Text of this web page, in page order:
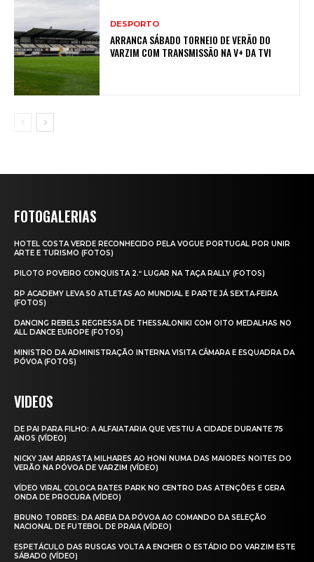
DESPORTO
ARRANCA SÁBADO TORNEIO DE VERÃO DO
VARZIM COM TRANSMISSÃO NA V+ DA TVI
FOTOGALERIAS
HOTEL COSTA VERDE RECONHECIDO PELA VOGUE PORTUGAL POR UNIR
ARTE E TURISMO (FOTOS)
PILOTO POVEIRO CONQUISTA 2.º LUGAR NA TAÇA RALLY (FOTOS)
RP ACADEMY LEVA 50 ATLETAS AO MUNDIAL E PARTE JÁ SEXTA‑FEIRA
(FOTOS)
DANCING REBELS REGRESSA DE THESSALONIKI COM OITO MEDALHAS NO
ALL DANCE EUROPE (FOTOS)
MINISTRO DA ADMINISTRAÇÃO INTERNA VISITA CÂMARA E ESQUADRA DA
PÓVOA (FOTOS)
VIDEOS
DE PAI PARA FILHO: A ALFAIATARIA QUE VESTIU A CIDADE DURANTE 75
ANOS (VÍDEO)
NICKY JAM ARRASTA MILHARES AO HONI NUMA DAS MAIORES NOITES DO
VERÃO NA PÓVOA DE VARZIM (VÍDEO)
VÍDEO VIRAL COLOCA RATES PARK NO CENTRO DAS ATENÇÕES E GERA
ONDA DE PROCURA (VÍDEO)
BRUNO TORRES: DA AREIA DA PÓVOA AO COMANDO DA SELEÇÃO
NACIONAL DE FUTEBOL DE PRAIA (VÍDEO)
ESPETÁCULO DAS RUSGAS VOLTA A ENCHER O ESTÁDIO DO VARZIM ESTE
SÁBADO (VÍDEO)